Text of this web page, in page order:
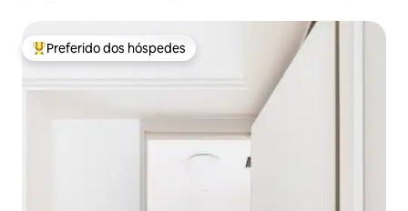
Entre os melhores preferidos dos hóspedes
Preferido dos hóspedes